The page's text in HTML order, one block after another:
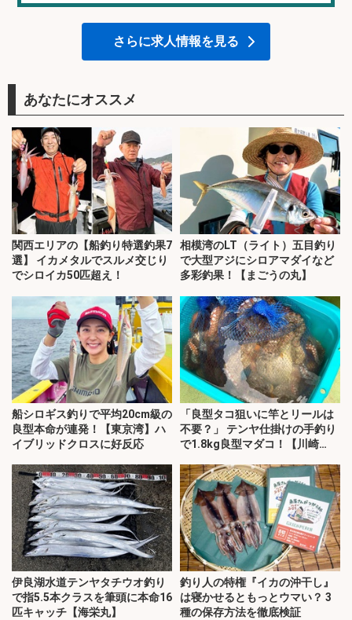
さらに求人情報を見る
あなたにオススメ
関西エリアの【船釣り特選釣果7
選】 イカメタルでスルメ交じり
でシロイカ50匹超え！
相模湾のLT（ライト）五目釣り
で大型アジにシロアマダイなど
多彩釣果！【まごうの丸】
船シロギス釣りで平均20cm級の
良型本命が連発！【東京湾】ハ
イブリッドクロスに好反応
「良型タコ狙いに竿とリールは
不要？」 テンヤ仕掛けの手釣り
で1.8kg良型マダコ！【川崎
伊良湖水道テンヤタチウオ釣り
で指5.5本クラスを筆頭に本命16
匹キャッチ【海栄丸】
釣り人の特権『イカの沖干し』
は寝かせるともっとウマい？ 3
種の保存方法を徹底検証